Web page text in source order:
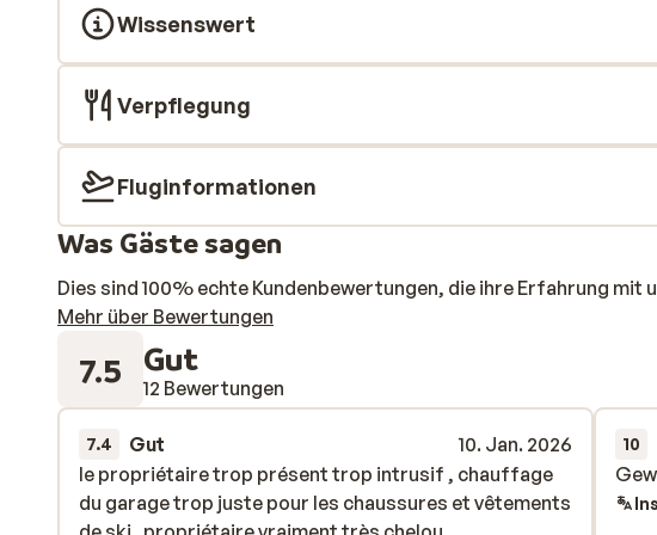
Wissenswert
Verpflegung
Fluginformationen
Was Gäste sagen
Dies sind 100% echte Kundenbewertungen, die ihre Erfahrung
Mehr über Bewertungen
7.5 Gut
12 Bewertungen
7.4 Gut
10. Jan. 2026
le propriétaire trop présent trop intrusif , chauffage
du garage trop juste pour les chaussures et vêtements
le propriétaire trop présent trop intrusif , chauffage
du garage trop juste pour les chaussures et vêtements
10